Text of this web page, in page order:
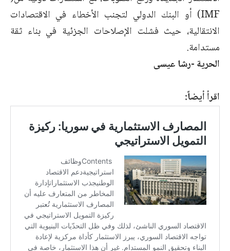
IMF) أو البنك الدولي لتجنب الأخطاء في الاقتصادات
الانتقالية، حيث فشلت الإصلاحات الجزئية في بناء ثقة
مستدامة.
الحرية -رشا عيسى
اقرأ أيضاً: